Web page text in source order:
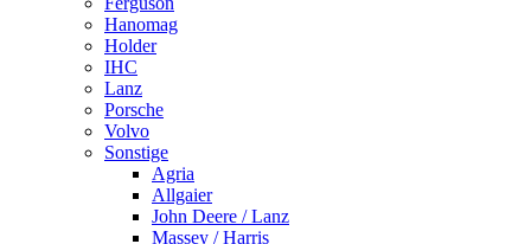
Hanomag
Holder
IHC
Lanz
Porsche
Volvo
Sonstige
Agria
Allgaier
John Deere / Lanz
Massey / Harris